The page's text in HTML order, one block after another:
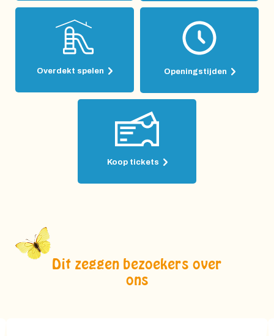
Overdekt spelen Openingstijden
Koop tickets
Dit zeggen bezoekers over
ons